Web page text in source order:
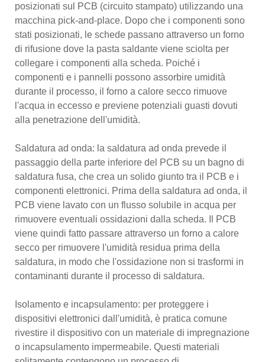
posizionati sul PCB (circuito stampato) utilizzando una
macchina pick-and-place. Dopo che i componenti sono
stati posizionati, le schede passano attraverso un forno
di rifusione dove la pasta saldante viene sciolta per
collegare i componenti alla scheda. Poiché i
componenti e i pannelli possono assorbire umidità
durante il processo, il forno a calore secco rimuove
l'acqua in eccesso e previene potenziali guasti dovuti
alla penetrazione dell'umidità.
Saldatura ad onda: la saldatura ad onda prevede il
passaggio della parte inferiore del PCB su un bagno di
saldatura fusa, che crea un solido giunto tra il PCB e i
componenti elettronici. Prima della saldatura ad onda, il
PCB viene lavato con un flusso solubile in acqua per
rimuovere eventuali ossidazioni dalla scheda. Il PCB
viene quindi fatto passare attraverso un forno a calore
secco per rimuovere l'umidità residua prima della
saldatura, in modo che l'ossidazione non si trasformi in
contaminanti durante il processo di saldatura.
Isolamento e incapsulamento: per proteggere i
dispositivi elettronici dall'umidità, è pratica comune
rivestire il dispositivo con un materiale di impregnazione
o incapsulamento impermeabile. Questi materiali